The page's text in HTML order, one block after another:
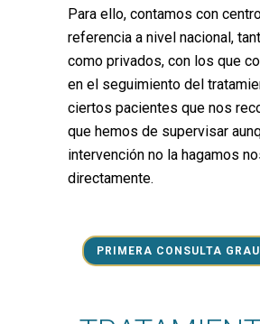
Para ello, contamos con
referencia a nivel nacional,
como privados, con los que
en el seguimiento del
ciertos pacientes que nos
que hemos de supervisar
intervención no la hagamos
directamente.
PRIMERA CONSULTA